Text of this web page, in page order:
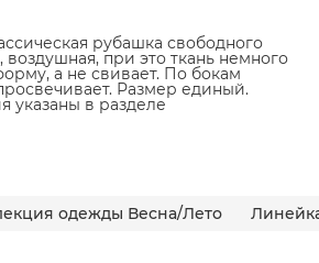
рубашка свободного
воздушная, при это ткань немного
а не свивает. По бокам
Размер единый.
указаны в разделе
одежды Весна/Лето